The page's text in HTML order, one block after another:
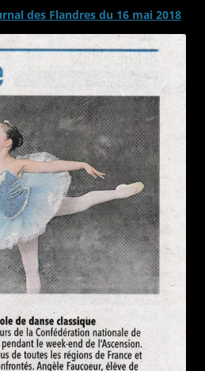
des Flandres du 16 mai 2018